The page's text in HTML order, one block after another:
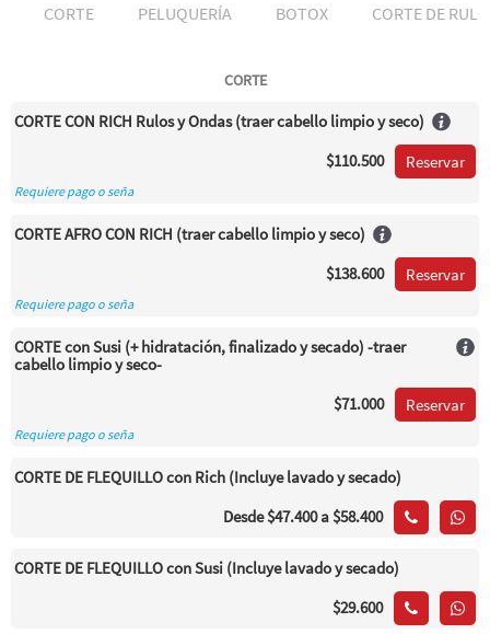
CORTE PELUQUERÍA BOTOX CORTE DE
CORTE
CORTE CON RICH Rulos y Ondas (traer cabello limpio y seco)
$110.500
Reservar
Requiere pago o seña
CORTE AFRO CON RICH (traer cabello limpio y seco)
$138.600
Reservar
Requiere pago o seña
CORTE con Susi (+ hidratación, finalizado y secado) -traer
cabello limpio y seco-
$71.000
Reservar
Requiere pago o seña
CORTE DE FLEQUILLO con Rich (Incluye lavado y secado)
Desde$47.400a $58.400
CORTE DE FLEQUILLO con Susi (Incluye lavado y secado)
$29.600